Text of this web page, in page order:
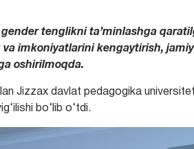
tenglikni ta’minlashga
imkoniyatlarini kengaytirish,
oshirilmoqda.
Jizzax davlat pedagogika
bo‘lib o‘tdi.